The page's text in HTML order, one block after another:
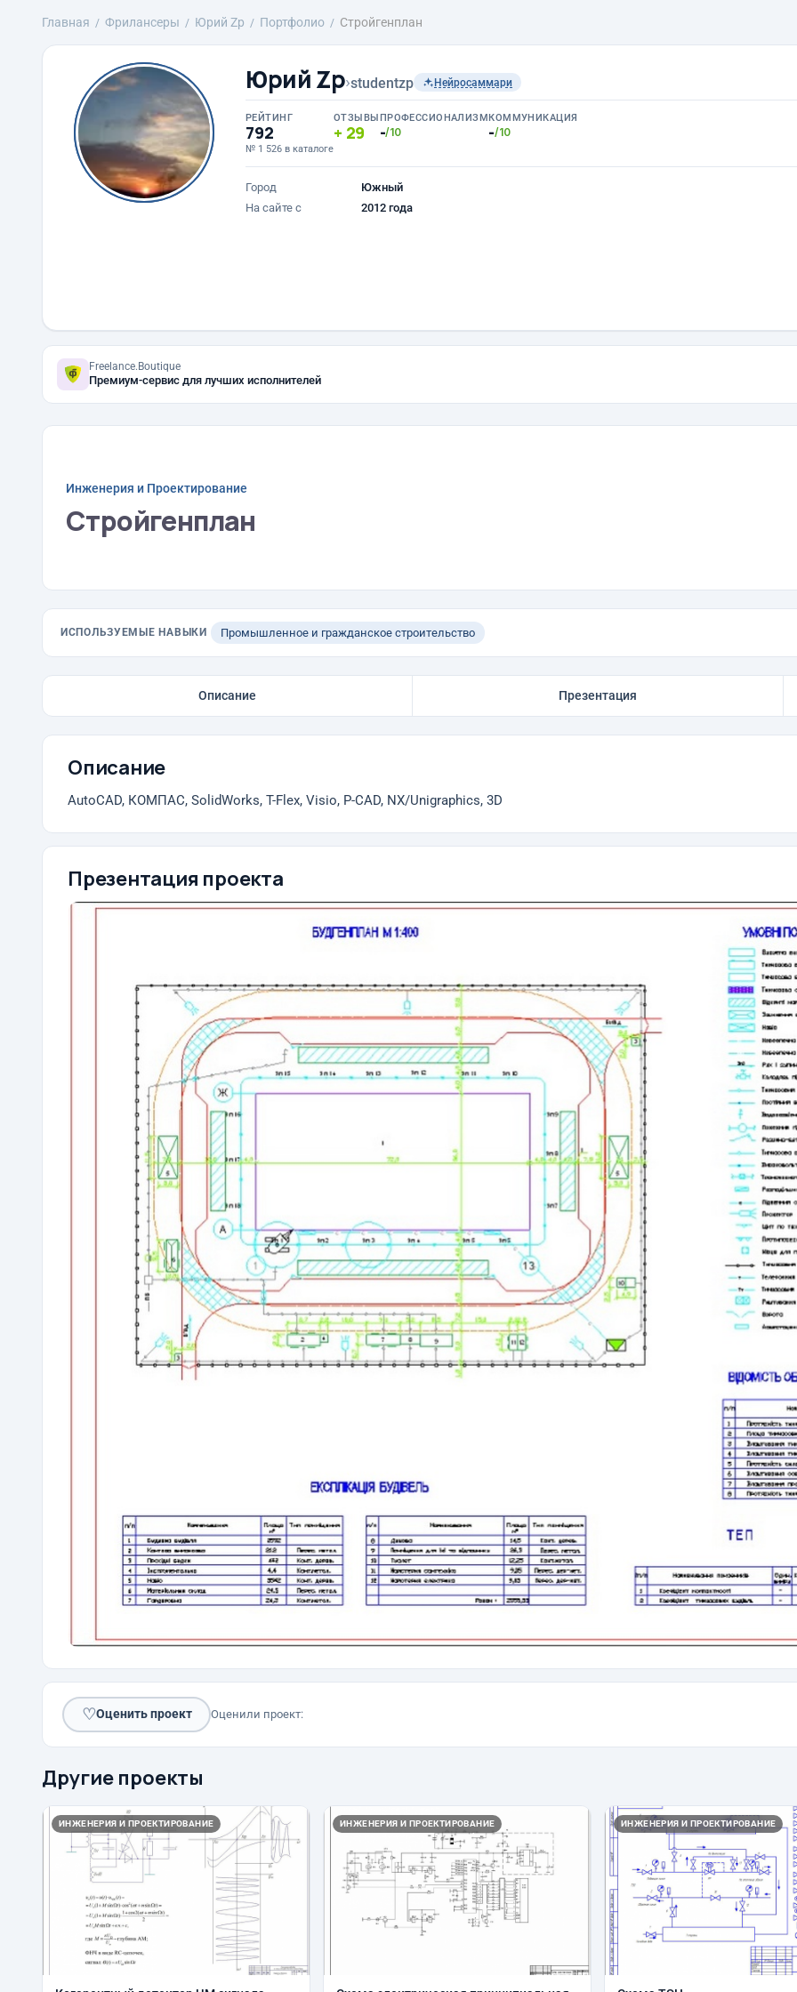
Главная Фрилансеры Юрий Zp Портфолио Стройгенплан
Юрий Zp›studentzp Нейросаммари
РЕЙТИНГ
792
№ 1 526 в каталоге
ОТЗЫВЫ
29
ПРОФЕССИОНАЛИЗМ
-/10
КОММУНИКАЦИЯ
-/10
Город
Южный
На сайте с
2012 года
Freelance.Boutique
Премиум-сервис для лучших исполнителей
Инженерия и Проектирование
Стройгенплан
ИСПОЛЬЗУЕМЫЕ НАВЫКИ Промышленное и гражданское строительство
Описание Презентация
Описание
AutoCAD, КОМПАС, SolidWorks, T-Flex, Visio, P-CAD, NX/Unigraphics, 3D
Презентация проекта
♡Оценить проект Оценили проект:
Другие проекты
ИНЖЕНЕРИЯ И ПРОЕКТИРОВАНИЕ ИНЖЕНЕРИЯ И ПРОЕКТИРОВАНИЕ ИНЖЕНЕРИЯ И ПРОЕКТИРОВАНИЕ